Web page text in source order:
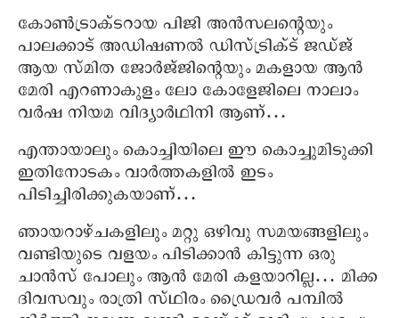
കോണ്‍ട്രാക്ടറായ പിജി അന്‍സലന്റെയും
പാലക്കാട് അഡിഷണല്‍ ഡിസ്ട്രിക്ട് ജഡ്ജ്
ആയ സ്മിത ജോര്‍ജ്ജിന്റെയും മകളായ ആന്‍
മേരി എറണാകുളം ലോ കോളേജിലെ നാലാം
വര്‍ഷ നിയമ വിദ്യാര്‍ഥിനി ആണ്…
എന്തായാലും കൊച്ചിയിലെ ഈ കൊച്ചുമിടുക്കി
ഇതിനോടകം വാര്‍ത്തകളില്‍ ഇടം
പിടിച്ചിരിക്കുകയാണ്…
ഞായറാഴ്ചകളിലും മറ്റു ഒഴിവു സമയങ്ങളിലും
വണ്ടിയുടെ വളയം പിടിക്കാന്‍ കിട്ടുന്ന ഒരു
ചാന്‍സ് പോലും ആന്‍ മേരി കളയാറില്ല… മിക്ക
ദിവസവും രാത്രി സ്ഥിരം ഡ്രൈവര്‍ പമ്പില്‍